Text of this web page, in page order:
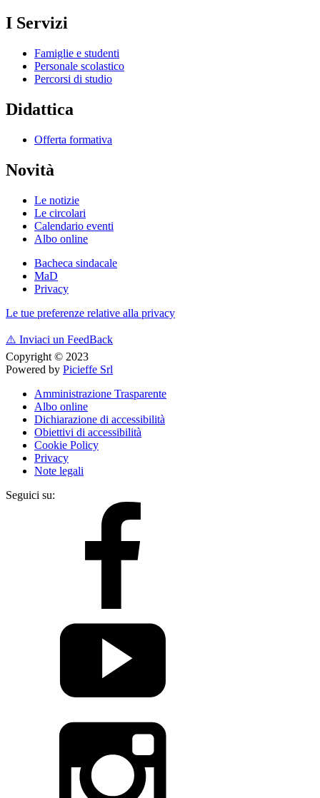
I Servizi
Famiglie e studenti
Personale scolastico
Percorsi di studio
Didattica
Offerta formativa
Novità
Le notizie
Le circolari
Calendario eventi
Albo online
Bacheca sindacale
MaD
Privacy
Le tue preferenze relative alla privacy
⚠️ Inviaci un FeedBack
Copyright © 2023
Powered by Picieffe Srl
Amministrazione Trasparente
Albo online
Dichiarazione di accessibilità
Obiettivi di accessibilità
Cookie Policy
Privacy
Note legali
Seguici su: